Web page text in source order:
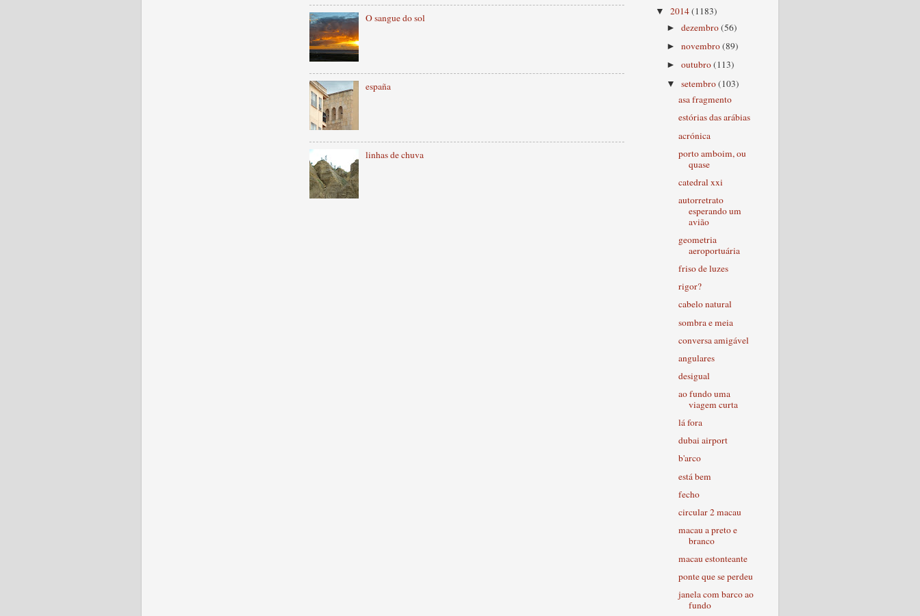
O sangue do sol
españa
linhas de chuva
▼ 2014(1183)
►dezembro(56)
►novembro(89)
►outubro(113)
▼setembro(103)
asa fragmento
estórias das arábias
acrónica
porto amboim, ou
quase
catedral xxi
autorretrato
esperando um
avião
geometria
aeroportuária
friso de luzes
rigor?
cabelo natural
sombra e meia
conversa amigável
angulares
desigual
ao fundo uma
viagem curta
lá fora
dubai airport
b'arco
está bem
fecho
circular 2 macau
macau a preto e
branco
macau estonteante
ponte que se perdeu
janela com barco ao
fundo